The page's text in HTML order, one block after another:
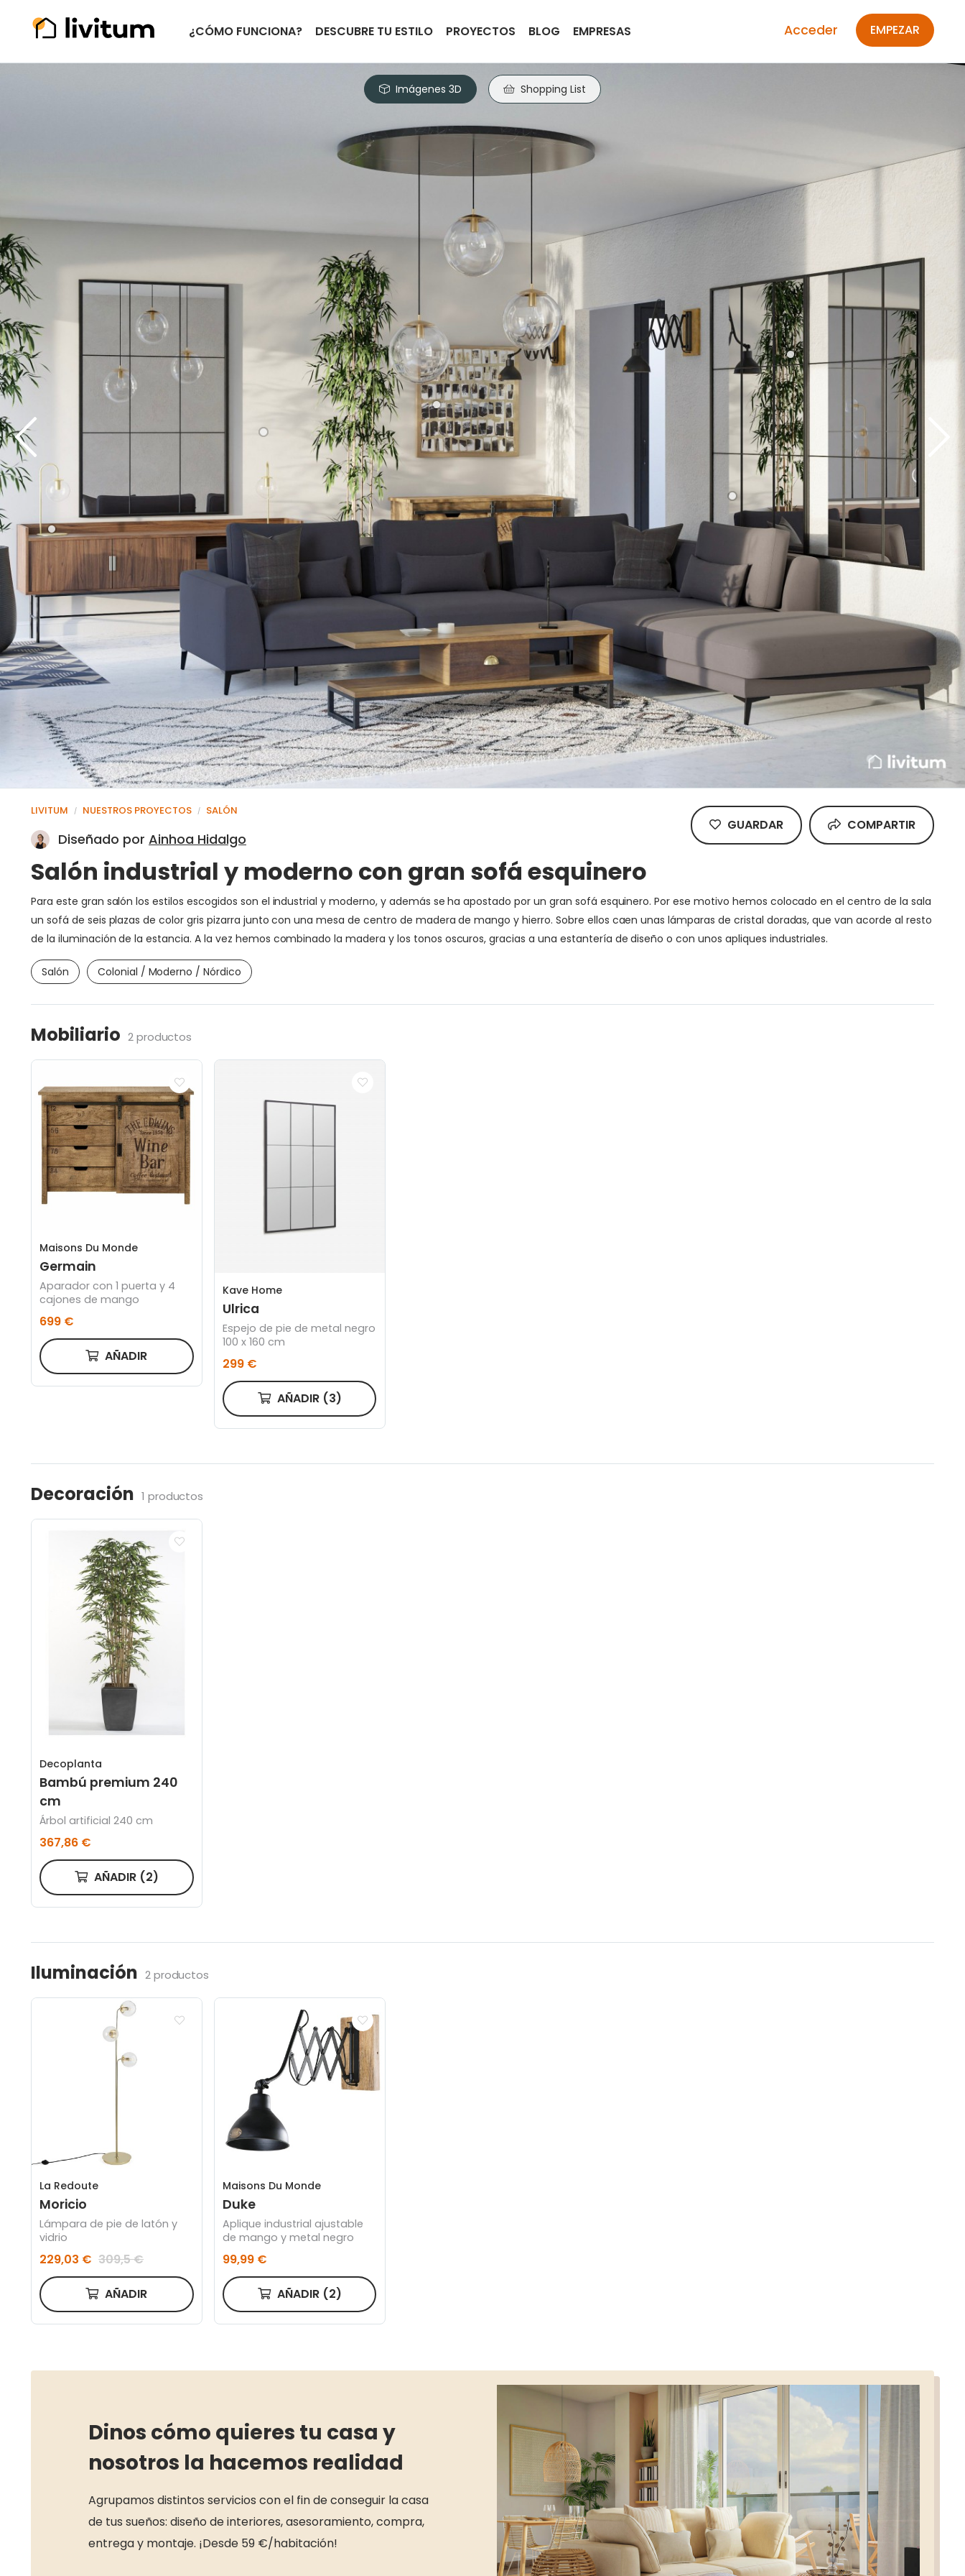
¿CÓMO FUNCIONA? DESCUBRE TU ESTILO PROYECTOS BLOG EMPRESAS EMPEZAR
Acceder
Imágenes 3D Shopping List
LIVITUM / NUESTROS PROYECTOS / SALÓN
Diseñado por Ainhoa Hidalgo
Salón industrial y moderno con gran sofá esquinero
GUARDAR COMPARTIR
Para este gran salón los estilos escogidos son el industrial y moderno, y además se ha apostado por un gran sofá esquinero. Por ese motivo hemos colocado en el centro de la sala
un sofá de seis plazas de color gris pizarra junto con una mesa de centro de madera de mango y hierro. Sobre ellos caen unas lámparas de cristal doradas, que van acorde al resto
de la iluminación de la estancia. A la vez hemos combinado la madera y los tonos oscuros, gracias a una estantería de diseño o con unos apliques industriales.
Salón Colonial / Moderno / Nórdico
Mobiliario 2 productos
Maisons Du Monde
Germain
Aparador con 1 puerta y 4
cajones de mango
699 €
AÑADIR
Kave Home
Ulrica
Espejo de pie de metal negro
100 x 160 cm
299 €
AÑADIR (3)
Decoración 1 productos
Decoplanta
Bambú premium 240
cm
Árbol artificial 240 cm
367,86 €
AÑADIR (2)
Iluminación 2 productos
La Redoute
Moricio
Lámpara de pie de latón y
vidrio
229,03 € 309,5 €
AÑADIR
Maisons Du Monde
Duke
Aplique industrial ajustable
de mango y metal negro
99,99 €
AÑADIR (2)
Dinos cómo quieres tu casa y
nosotros la hacemos realidad
Agrupamos distintos servicios con el fin de conseguir la casa
de tus sueños: diseño de interiores, asesoramiento, compra,
entrega y montaje. ¡Desde 59 €/habitación!